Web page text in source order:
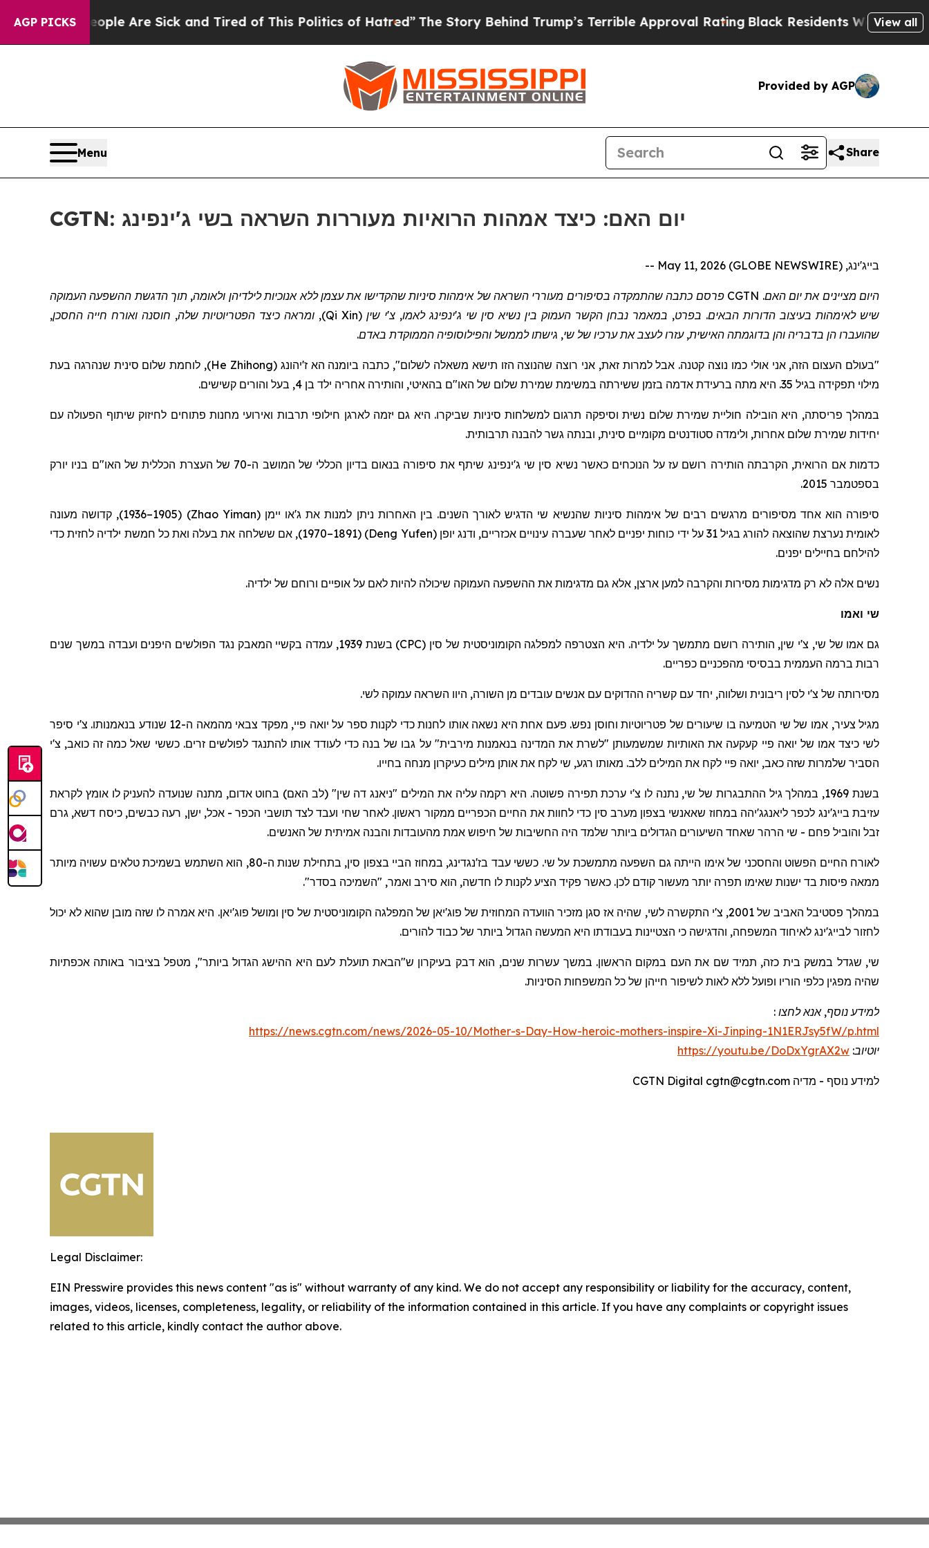
AGP PICKS
Win: “People Are Sick and Tired of This Politics of Hatred”The Story Behind Trump’s Terrible Approval RatingBlack Residents Warned ofView all
Provided by AGP
Menu Share
CGTN: יום האם: כיצד אמהות הרואיות מעוררות השראה בשי ג'ינפינג
בייג'ינג, May 11, 2026 (GLOBE NEWSWIRE) --
היום מציינים את יום האם. CGTN פרסם כתבה שהתמקדה בסיפורים מעוררי השראה של אימהות
סיניות שהקדישו את עצמן ללא אנוכיות לילדיהן ולאומה, תוך הדגשת ההשפעה העמוקה
שישלאימהות בעיצוב הדורות הבאים. בפרט, במאמר נבחן הקשר העמוק בין נשיא סין שי ג'ינפינג לאמו, צ'י שין (Qi Xin)
, ומראה כיצד הפטריוטיות שלה, חוסנה ואורח חייה החסכן,
שהועברו הן בדבריה והן בדוגמתה האישית, עזרו לעצב את ערכיו של שי, גישתו לממשל והפילוסופיה הממוקדת באדם.
"בעולם העצום הזה, אני אולי כמו נוצה קטנה. אבל למרות זאת, אני רוצה שהנוצה הזו תישא משאלה לשלום", כתבה ביומנה האז'יהונג (
He Zhihong
), לוחמת שלום סינית שנהרגה בעת
מילוי תפקידה בגיל 35. היא מתה ברעידת אדמה בזמן ששירתה במשימת שמירת שלום של האו"ם בהאיטי, והותירה אחריה
ילד בן 4, בעל והורים קשישים.
במהלך פריסתה, היא הובילה חוליית שמירת שלום נשית וסיפקה תרגום למשלחות סיניות שביקרו. היא גם יזמה לארגן חילופי תרבות ואירועי מחנות פתוחים לחיזוק שיתוף הפעולה עם
יחידות שמירת שלום אחרות, ולימדה סטודנטים מקומיים סינית, ובנתה גשר להבנה תרבותית.
כדמות אם הרואית, הקרבתה הותירה רושם עז על הנוכחים כאשר נשיא סין שי ג'ינפינג
שיתף את סיפורה בנאום בדיון הכללי של המושב ה-70 של העצרת הכללית של האו"ם בניו יורק
בספטמבר 2015.
סיפורה הוא אחד מסיפורים מרגשים רבים שלאימהות סיניות שהנשיא שי הדגיש לאורך השנים. בין האחרות ניתן למנות את ג'או יימן (
Zhao Yiman
) (1905–1936), קדוש ה מעונה
לאומיתנערצת שהוצאה להורג בגיל 31 על ידי כוחות יפניים לאחר שעבר ה עינויים אכזריים, ודנג יופן (
Deng Yufen
)
(1891–1970), אם ששלחה את בעלה ואת כל חמשת ילדיה לחזית כדי
להילחם בחיילים יפנים.
נשים אלה לא רק מדגימות מסירות והקרבה למען ארצן, אלא גם מדגימות את ההשפעה העמוקה שיכולה להיות לאם על אופיים ורוחם של ילדיה.
שי ואמו
גם אמו של שי, צ'י שין, הותירה רושם מתמשך על ילדיה. היא הצטרפה למפלגה הקומוניסטית של סין (CPC
) בשנת 1939, עמדה בקשיי המאבק נגד הפולשים היפנים ועבדה במשך שנים
רבות ברמה העממית בבסיסי מהפכניים כפריים.
מסירותה של צ'י לסין ריבונית ושלווה, יחד עם קשריה ההדוקים עם אנשים עובדים מן השורה, היוו השראה עמוקה לשי.
מגיל צעיר, אמו של שי הטמיעה בו שיעורים של פטריוטיות וחוסן נפש. פעם אחת היא נשאה אותו לחנות כדי לקנות ספר על יואה פיי
, מפקד צבאי מהמאה ה-12 שנודע בנאמנותו. צ'י סיפר
לשי כיצדאמו של יואה פיי קעקעה את האותיות שמשמעותן "לשרת את המדינה בנאמנות מירבית" על גבו של בנה כדי לעודד אותו להתנגד לפולשים זרים. כששי שאל כמה זה כואב, צ'י
הסביר שלמרות שזה כאב, יואה פיי לקח את המילים ללב. מאותו רגע, שי לקח את אותן מילים כעיקרון מנחה בחייו.
בשנת 1969, במהלך גיל ההתבגרות של שי, נתנה לו צ'י ערכת תפירה פשוטה. היא רקמה עליה את המילים " ניאנגדה שין" (לב האם) בחוט אדום, מתנה שנועדה להעניק לו אומץ לקראת
עזיבת בייג'ינג לכפר ליאנגג'יהה במחוז שאאנשי בצפון מערב סין כדי לחוות את החיים הכפריים ממקור ראשון. לאחר שחי ועבד לצד תושבי הכפר - אכל, ישן, רעה כבשים, כיסח דשא, גרם
זבל והוביל פחם - שי הרהר שאחד השיעורים הגדולים ביותר שלמד היה החשיבות של חיפוש אמת מהעובדות והבנה אמיתית של האנשים.
לאורח החיים הפשוט והחסכני של אימו הייתה גם השפעה מתמשכת על שי. כששי עבד בז'נגדינג, במחוז הביי
בצפון סין, בתחילת שנות ה-80, הוא השתמש בשמיכת טלאים עשויה מיותר
ממאה פיסות בד ישנות שאימו תפרה יותר מעשור קודם לכן. כאשר פקיד הציע לקנות לו חדשה, הוא סירב ואמר, "השמיכה בסדר".
במהלך פסטיבל האביב של 2001, צ'י התקשרה לשי, שהיה אז סגן מזכיר הוועדה המחוזית של פוג'יאן של המפלגה הקומוניסטית של סין ומושל פוג'יאן. היא אמרה לו שזה מובן שהוא לא יכול
לחזור לבייג'ינג לאיחוד המשפחה, והדגישה כי הצטיינות בעבודתו היא המעשה הגדול ביותר של כבוד להורים.
שי, שגדל במשק בית כזה, תמיד שם את העם במקום הראשון. במשך עשרות שנים, הוא דבק בעיקרון ש"הבאת תועלת לעם היא ההישג הגדול ביותר", מטפל בציבור באותה אכפתיות
שהיה מפגין כלפי הוריו ופועל ללא לאות לשיפור חייהן של כל המשפחות הסיניות.
למידע נוסף, אנא לחצו :
https://news.cgtn.com/news/2026-05-10/Mother-s-Day-How-heroic-mothers-inspire-Xi-Jinping-1N1ERJsy5fW/p.html
יוטיוב:
https://youtu.be/DoDxYgrAX2w
למידע נוסף - מדיה CGTN Digital cgtn@cgtn.com
Legal Disclaimer:
EIN Presswire provides this news content "as is" without warranty of any kind. We do not accept any responsibility or liability for the accuracy, content,
images, videos, licenses, completeness, legality, or reliability of the information contained in this article. If you have any complaints or copyright issues
related to this article, kindly contact the author above.